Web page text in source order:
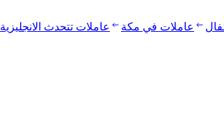
عاملات في مكة عاملات تتحدث الانجليزية